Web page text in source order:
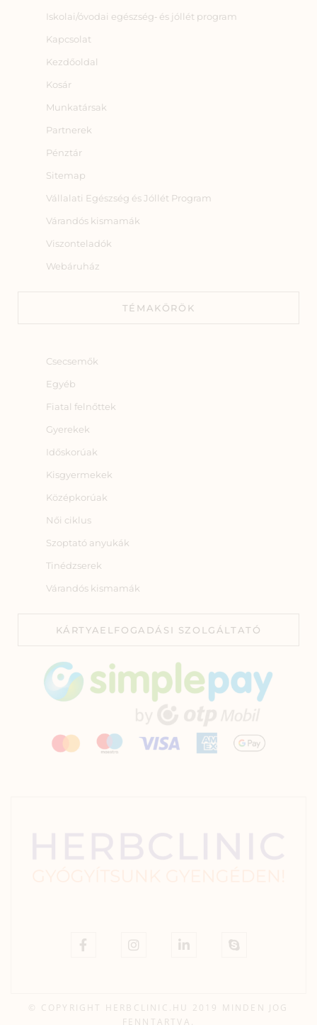
Iskolai/óvodai egészség‑ és jóllét program
Kapcsolat
Kezdőoldal
Kosár
Munkatársak
Partnerek
Pénztár
Sitemap
Vállalati Egészség és Jóllét Program
Várandós kismamák
Viszonteladók
Webáruház
TÉMAKÖRÖK
Csecsemők
Egyéb
Fiatal felnőttek
Gyerekek
Időskorúak
Kisgyermekek
Középkorúak
Női ciklus
Szoptató anyukák
Tinédzserek
Várandós kismamák
KÁRTYAELFOGADÁSI SZOLGÁLTATÓ
© COPYRIGHT HERBCLINIC.HU 2019 MINDEN JOG
FENNTARTVA.